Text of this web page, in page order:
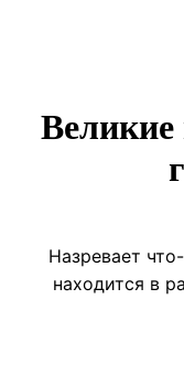
Назревает
находится в